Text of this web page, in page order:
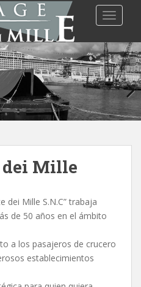
dei Mille
dei Mille S.N.C” trabaja
de 50 años en el ámbito
a los pasajeros de crucero
establecimientos